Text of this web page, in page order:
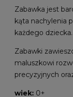
Zabawka jest
kąta nachylenia
każdego dziecka.
Zabawki
maluszkowi
precyzyjnych
wiek: 0+